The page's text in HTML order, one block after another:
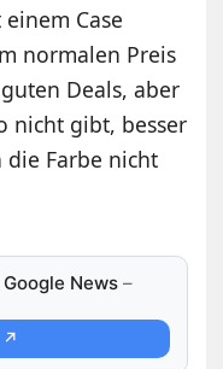
Case
normalen Preis
Deals, aber
nicht gibt, besser
die Farbe nicht
News –
↗